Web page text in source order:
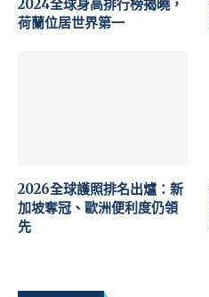
2024全球身高排行榜揭曉，
荷蘭位居世界第一
2026全球護照排名出爐：新
加坡奪冠、歐洲便利度仍領
先